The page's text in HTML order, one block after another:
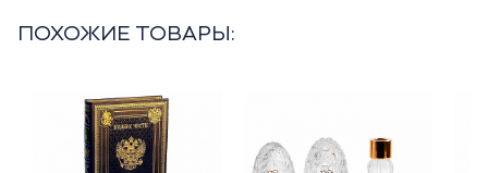
ПОХОЖИЕ ТОВАРЫ: